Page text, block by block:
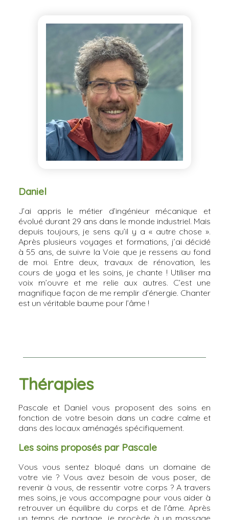
Daniel
J’ai appris le métier d’ingénieur mécanique et
évolué durant 29 ans dans le monde industriel. Mais
depuis toujours, je sens qu’il y a « autre chose ».
Après plusieurs voyages et formations, j’ai décidé
à 55 ans, de suivre la Voie que je ressens au fond
de moi. Entre deux, travaux de rénovation, les
cours de yoga et les soins, je chante ! Utiliser ma
voix m’ouvre et me relie aux autres. C’est une
magnifique façon de me remplir d’énergie. Chanter
est un véritable baume pour l’âme !
Thérapies
Pascale et Daniel vous proposent des soins en
fonction de votre besoin dans un cadre calme et
dans des locaux aménagés spécifiquement.
Les soins proposés par Pascale
Vous vous sentez bloqué dans un domaine de
votre vie ? Vous avez besoin de vous poser, de
revenir à vous, de ressentir votre corps ? A travers
mes soins, je vous accompagne pour vous aider à
retrouver un équilibre du corps et de l’âme. Après